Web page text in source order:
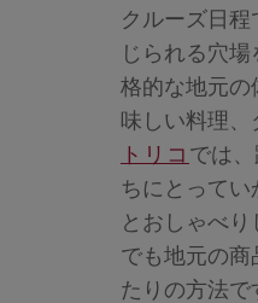
クルーズ日
じられる穴
格的な地元の
味しい料理、
トリコ では
ちにとって
とおしゃべ
でも地元の商
たりの方法で